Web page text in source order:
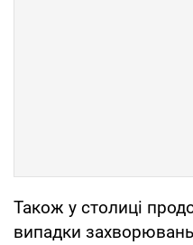
Також у столиці
випадки